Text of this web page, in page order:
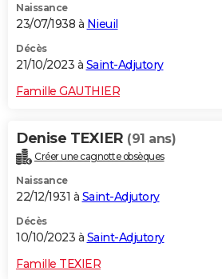
Naissance
23/07/1938 à Nieuil
Décès
21/10/2023 à Saint-Adjutory
Famille GAUTHIER
Denise TEXIER (91 ans)
Créer une cagnotte obsèques
Naissance
22/12/1931 à Saint-Adjutory
Décès
10/10/2023 à Saint-Adjutory
Famille TEXIER